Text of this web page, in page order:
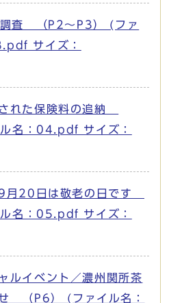
査 （P2～P3） (ファ
サイズ：
れた保険料の追納
名：04.pdf サイズ：
月20日は敬老の日です
名：05.pdf サイズ：
ルイベント／濃州関所茶
（P6） (ファイル名：